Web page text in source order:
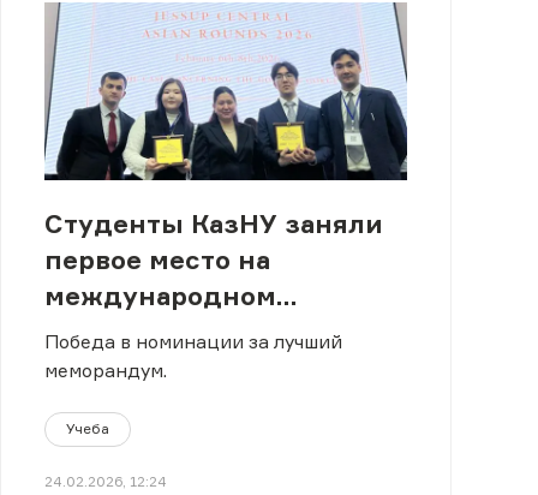
Студенты КазНУ заняли
первое место на
международном
конкурсе по праву
Победа в номинации за лучший
меморандум.
Учеба
24.02.2026, 12:24